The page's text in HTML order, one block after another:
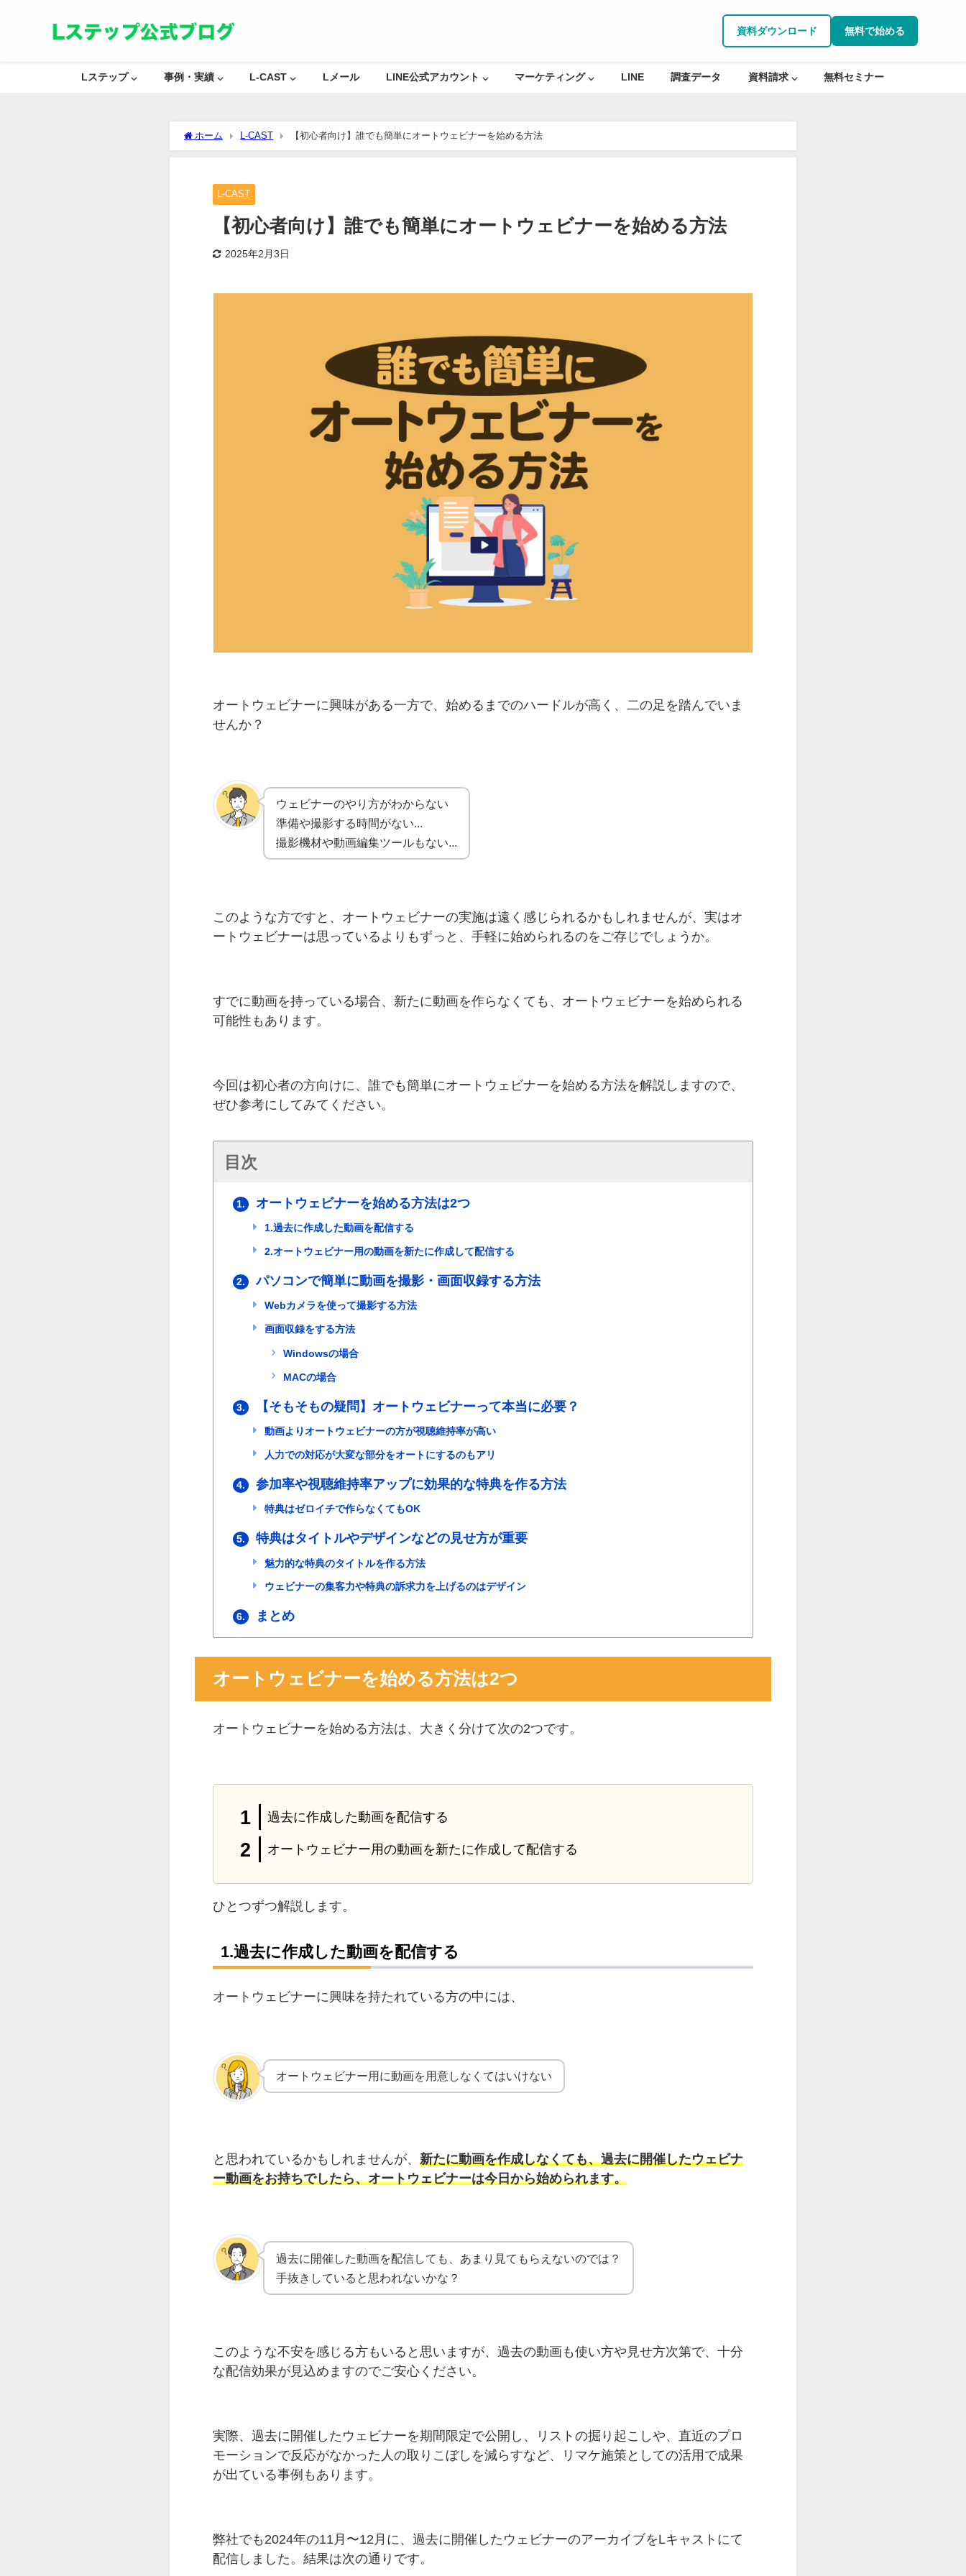
資料ダウンロード 無料で始める
Lステップ ⌵ 事例・実績 ⌵ L-CAST ⌵ Lメール LINE公式アカウント ⌵ マーケティング ⌵ LINE 調査データ 資料請求 ⌵ 無料セミナー
ホーム L-CAST 【初心者向け】誰でも簡単にオートウェビナーを始める方法
L-CAST
【初心者向け】誰でも簡単にオートウェビナーを始める方法
2025年2月3日
オートウェビナーに興味がある一方で、始めるまでのハードルが高く、二の足を踏んでいま
せんか？
ウェビナーのやり方がわからない
準備や撮影する時間がない...
撮影機材や動画編集ツールもない...
このような方ですと、オートウェビナーの実施は遠く感じられるかもしれませんが、実はオ
ートウェビナーは思っているよりもずっと、手軽に始められるのをご存じでしょうか。
すでに動画を持っている場合、新たに動画を作らなくても、オートウェビナーを始められる
可能性もあります。
今回は初心者の方向けに、誰でも簡単にオートウェビナーを始める方法を解説しますので、
ぜひ参考にしてみてください。
目次
1. オートウェビナーを始める方法は2つ
1.過去に作成した動画を配信する
2.オートウェビナー用の動画を新たに作成して配信する
2. パソコンで簡単に動画を撮影・画面収録する方法
Webカメラを使って撮影する方法
画面収録をする方法
Windowsの場合
MACの場合
3. 【そもそもの疑問】オートウェビナーって本当に必要？
動画よりオートウェビナーの方が視聴維持率が高い
人力での対応が大変な部分をオートにするのもアリ
4. 参加率や視聴維持率アップに効果的な特典を作る方法
特典はゼロイチで作らなくてもOK
5. 特典はタイトルやデザインなどの見せ方が重要
魅力的な特典のタイトルを作る方法
ウェビナーの集客力や特典の訴求力を上げるのはデザイン
6. まとめ
オートウェビナーを始める方法は2つ
オートウェビナーを始める方法は、大きく分けて次の2つです。
過去に作成した動画を配信する
オートウェビナー用の動画を新たに作成して配信する
ひとつずつ解説します。
1.過去に作成した動画を配信する
オートウェビナーに興味を持たれている方の中には、
オートウェビナー用に動画を用意しなくてはいけない
と思われているかもしれませんが、 新たに動画を作成しなくても、過去に開催したウェビナ
ー動画をお持ちでしたら、オートウェビナーは今日から始められます。
過去に開催した動画を配信しても、あまり見てもらえないのでは？
手抜きしていると思われないかな？
このような不安を感じる方もいると思いますが、過去の動画も使い方や見せ方次第で、十分
な配信効果が見込めますのでご安心ください。
実際、過去に開催したウェビナーを期間限定で公開し、リストの掘り起こしや、直近のプロ
モーションで反応がなかった人の取りこぼしを減らすなど、リマケ施策としての活用で成果
が出ている事例もあります。
弊社でも2024年の11月〜12月に、過去に開催したウェビナーのアーカイブをLキャストにて
配信しました。結果は次の通りです。